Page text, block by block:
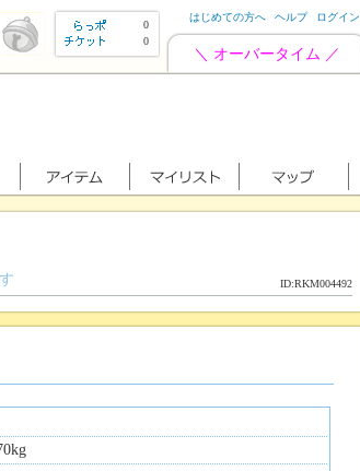
0
0
はじめての方へ ヘルプ ログイン
＼ オーバータイム ／
ID:RKM004492